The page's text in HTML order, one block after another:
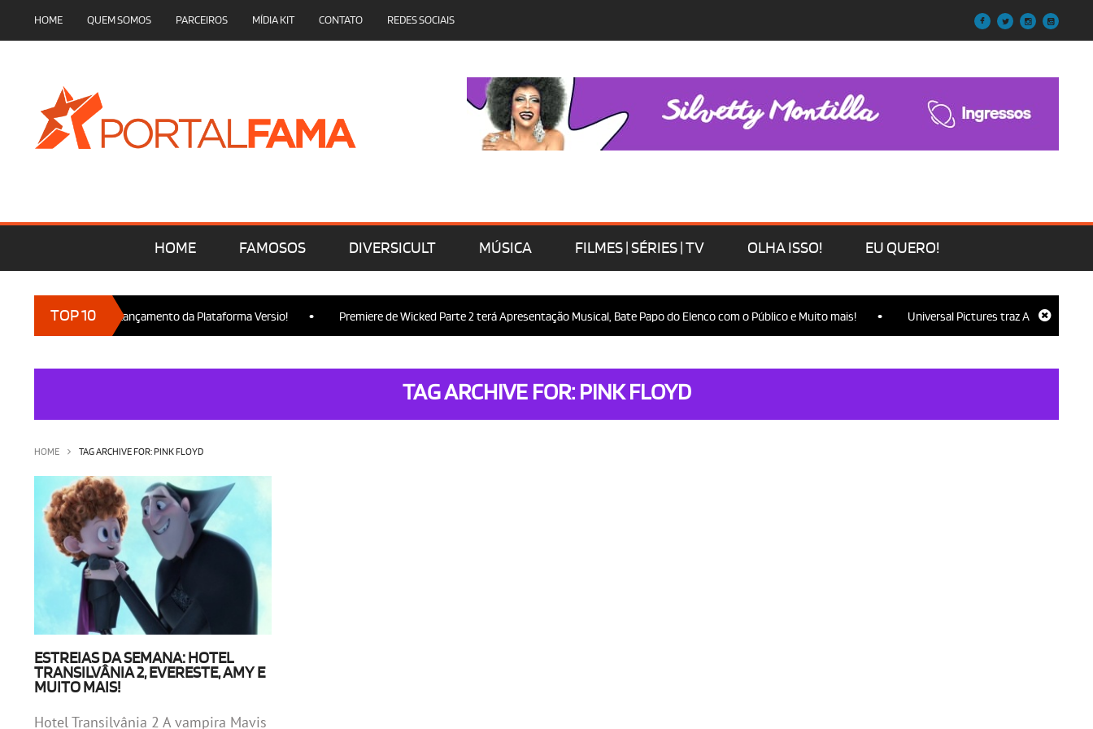
HOME QUEM SOMOS PARCEIROS MÍDIA KIT CONTATO REDES SOCIAIS
HOME FAMOSOS DIVERSICULT MÚSICA FILMES | SÉRIES | TV OLHA ISSO! EU QUERO!
TOP 10
presença no Lançamento da Plataforma Versio! Premiere de Wicked Parte 2 terá Apresentação Musical, Bate Papo do Elenco com o Público e Muito mais! Universal Pictures traz Ariana Grande,
TAG ARCHIVE FOR: PINK FLOYD
HOME TAG ARCHIVE FOR: PINK FLOYD
ESTREIAS DA SEMANA: HOTEL
TRANSILVÂNIA 2, EVERESTE, AMY E
MUITO MAIS!
Hotel Transilvânia 2 A vampira Mavis